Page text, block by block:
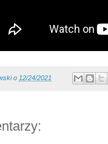
o 12/24/2021